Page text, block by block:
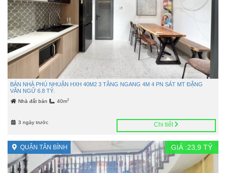
BÁN NHÀ PHÚ NHUẬN HXH 40M2 3 TẦNG NGANG 4M 4 PN SÁT MT ĐẶNG
VĂN NGỮ 6.8 TỶ.
Nhà đất bán 40m2
3 ngày trước Chi tiết
QUẬN TÂN BÌNH GIÁ :23,9 TỶ